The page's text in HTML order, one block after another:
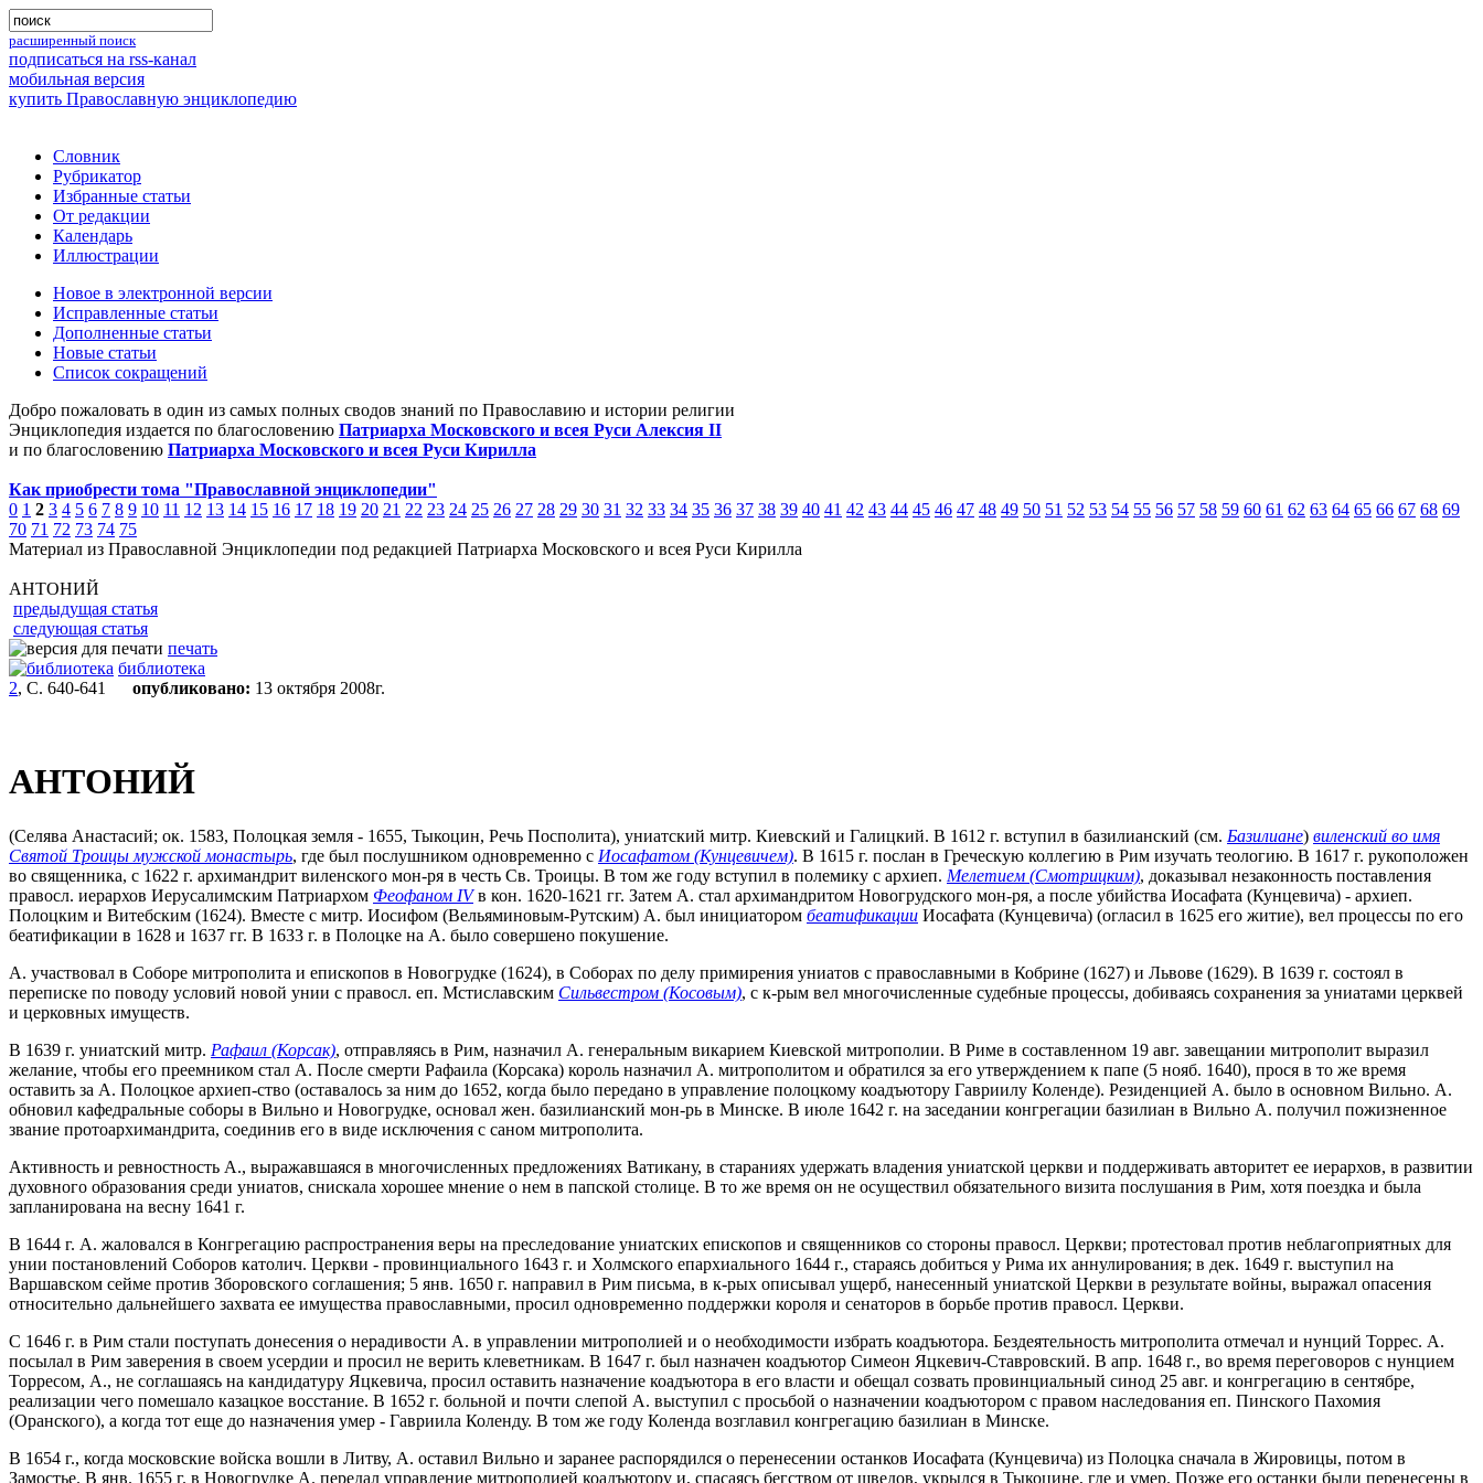
расширенный поиск
подписаться на rss-канал
мобильная версия
купить Православную энциклопедию
Словник
Рубрикатор
Избранные статьи
От редакции
Календарь
Иллюстрации
Новое в электронной версии
Исправленные статьи
Дополненные статьи
Новые статьи
Список сокращений
Добро пожаловать в один из самых полных сводов знаний по Православию и истории религии
Энциклопедия издается по благословению Патриарха Московского и всея Руси Алексия II
и по благословению Патриарха Московского и всея Руси Кирилла
Как приобрести тома "Православной энциклопедии"
0 1 2 3 4 5 6 7 8 9 10 11 12 13 14 15 16 17 18 19 20 21 22 23 24 25 26 27 28 29 30 31 32 33 34 35 36 37 38 39 40 41 42 43 44 45 46 47 48 49 50 51 52 53 54 55 56 57 58 59 60 61 62 63 64 65 66 67 68 69
70 71 72 73 74 75
Материал из Православной Энциклопедии под редакцией Патриарха Московского и всея Руси Кирилла
АНТОНИЙ
предыдущая статья
следующая статья
печать
библиотека
2, С. 640-641 опубликовано: 13 октября 2008г.
АНТОНИЙ
(Селява Анастасий; ок. 1583, Полоцкая земля - 1655, Тыкоцин, Речь Посполита), униатский митр. Киевский и Галицкий. В 1612 г. вступил в базилианский (см. Базилиане) виленский во имя
Святой Троицы мужской монастырь, где был послушником одновременно с Иосафатом (Кунцевичем). В 1615 г. послан в Греческую коллегию в Рим изучать теологию. В 1617 г. рукоположен
во священника, с 1622 г. архимандрит виленского мон-ря в честь Св. Троицы. В том же году вступил в полемику с архиеп. Мелетием (Смотрицким), доказывал незаконность поставления
правосл. иерархов Иерусалимским Патриархом Феофаном IVв кон. 1620-1621 гг. Затем А. стал архимандритом Новогрудского мон-ря, а после убийства Иосафата (Кунцевича) - архиеп.
Полоцким и Витебским (1624). Вместе с митр. Иосифом (Вельяминовым-Рутским) А. был инициатором беатификации Иосафата (Кунцевича) (огласил в 1625 его житие), вел процессы по его
беатификации в 1628 и 1637 гг. В 1633 г. в Полоцке на А. было совершено покушение.
А. участвовал в Соборе митрополита и епископов в Новогрудке (1624), в Соборах по делу примирения униатов с православными в Кобрине (1627) и Львове (1629). В 1639 г. состоял в
переписке по поводу условий новой унии с правосл. еп. Мстиславским Сильвестром (Косовым), с к-рым вел многочисленные судебные процессы, добиваясь сохранения за униатами церквей
и церковных имуществ.
В 1639 г. униатский митр. Рафаил (Корсак), отправляясь в Рим, назначил А. генеральным викарием Киевской митрополии. В Риме в составленном 19 авг. завещании митрополит выразил
желание, чтобы его преемником стал А. После смерти Рафаила (Корсака) король назначил А. митрополитом и обратился за его утверждением к папе (5 нояб. 1640), прося в то же время
оставить за А. Полоцкое архиеп-ство (оставалось за ним до 1652, когда было передано в управление полоцкому коадъютору Гавриилу Коленде). Резиденцией А. было в основном Вильно. А.
обновил кафедральные соборы в Вильно и Новогрудке, основал жен. базилианский мон-рь в Минске. В июле 1642 г. на заседании конгрегации базилиан в Вильно А. получил пожизненное
звание протоархимандрита, соединив его в виде исключения с саном митрополита.
Активность и ревностность А., выражавшаяся в многочисленных предложениях Ватикану, в стараниях удержать владения униатской церкви и поддерживать авторитет ее иерархов, в развитии
духовного образования среди униатов, снискала хорошее мнение о нем в папской столице. В то же время он не осуществил обязательного визита послушания в Рим, хотя поездка и была
запланирована на весну 1641 г.
В 1644 г. А. жаловался в Конгрегацию распространения веры на преследование униатских епископов и священников со стороны правосл. Церкви; протестовал против неблагоприятных для
унии постановлений Соборов католич. Церкви - провинциального 1643 г. и Холмского епархиального 1644 г., стараясь добиться у Рима их аннулирования; в дек. 1649 г. выступил на
Варшавском сейме против Зборовского соглашения; 5 янв. 1650 г. направил в Рим письма, в к-рых описывал ущерб, нанесенный униатской Церкви в результате войны, выражал опасения
относительно дальнейшего захвата ее имущества православными, просил одновременно поддержки короля и сенаторов в борьбе против правосл. Церкви.
С 1646 г. в Рим стали поступать донесения о нерадивости А. в управлении митрополией и о необходимости избрать коадъютора. Бездеятельность митрополита отмечал и нунций Торрес. А.
посылал в Рим заверения в своем усердии и просил не верить клеветникам. В 1647 г. был назначен коадъютор Симеон Яцкевич-Ставровский. В апр. 1648 г., во время переговоров с нунцием
Торресом, А., не соглашаясь на кандидатуру Яцкевича, просил оставить назначение коадъютора в его власти и обещал созвать провинциальный синод 25 авг. и конгрегацию в сентябре,
реализации чего помешало казацкое восстание. В 1652 г. больной и почти слепой А. выступил с просьбой о назначении коадъютором с правом наследования еп. Пинского Пахомия
(Оранского), а когда тот еще до назначения умер - Гавриила Коленду. В том же году Коленда возглавил конгрегацию базилиан в Минске.
В 1654 г., когда московские войска вошли в Литву, А. оставил Вильно и заранее распорядился о перенесении останков Иосафата (Кунцевича) из Полоцка сначала в Жировицы, потом в
Замостье. В янв. 1655 г. в Новогрудке А. передал управление митрополией коадъютору и, спасаясь бегством от шведов, укрылся в Тыкоцине, где и умер. Позже его останки были перенесены в